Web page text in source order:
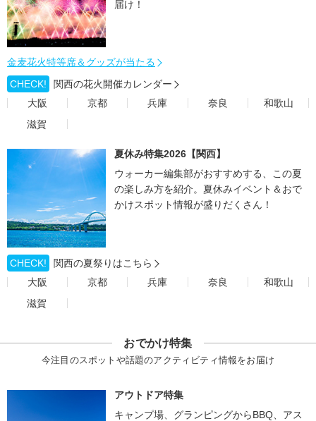
届け！
金麦花火特等席＆グッズが当たる
CHECK!
関西の花火開催カレンダー
大阪
京都 兵庫 奈良
和歌山
滋賀
夏休み特集2026【関西】
ウォーカー編集部がおすすめする、この夏
の楽しみ方を紹介。夏休みイベント＆おで
かけスポット情報が盛りだくさん！
CHECK!
関西の夏祭りはこちら
大阪
京都 兵庫 奈良
和歌山
滋賀
おでかけ特集
今注目のスポットや話題のアクティビティ情報をお届け
アウトドア特集
キャンプ場、グランピングからBBQ、アス